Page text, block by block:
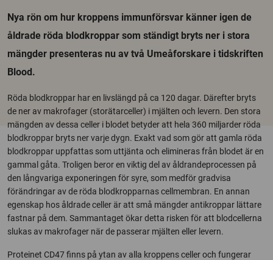
Nya rön om hur kroppens immunförsvar känner igen de
åldrade röda blodkroppar som ständigt bryts ner i stora
mängder presenteras nu av två Umeåforskare i tidskriften
Blood.
Röda blodkroppar har en livslängd på ca 120 dagar. Därefter bryts
de ner av makrofager (storätarceller) i mjälten och levern. Den stora
mängden av dessa celler i blodet betyder att hela 360 miljarder röda
blodkroppar bryts ner varje dygn. Exakt vad som gör att gamla röda
blodkroppar uppfattas som uttjänta och elimineras från blodet är en
gammal gåta. Troligen beror en viktig del av åldrandeprocessen på
den långvariga exponeringen för syre, som medför gradvisa
förändringar av de röda blodkropparnas cellmembran. En annan
egenskap hos åldrade celler är att små mängder antikroppar lättare
fastnar på dem. Sammantaget ökar detta risken för att blodcellerna
slukas av makrofager när de passerar mjälten eller levern.
Proteinet CD47 finns på ytan av alla kroppens celler och fungerar